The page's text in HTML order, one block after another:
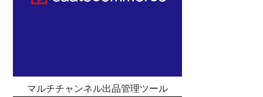
マルチチャンネル出品管理ツール